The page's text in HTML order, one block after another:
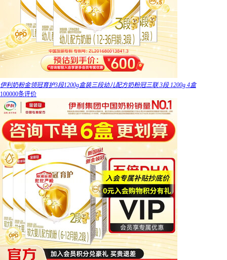
伊利奶粉金领冠育护3段1200g盒装三段幼儿配方奶粉冠三联 3段 1200g 4盒
100000条评价